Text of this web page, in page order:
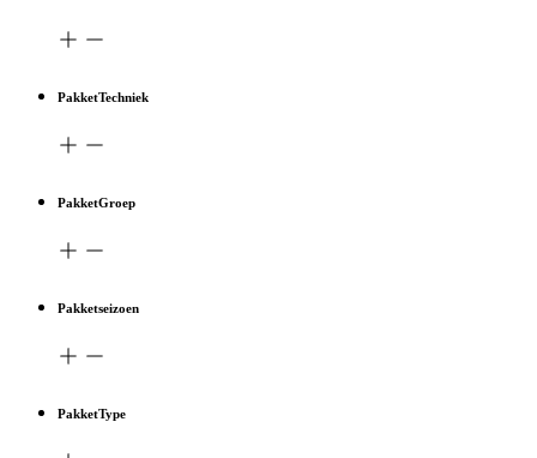
PakketTechniek
PakketGroep
Pakketseizoen
PakketType